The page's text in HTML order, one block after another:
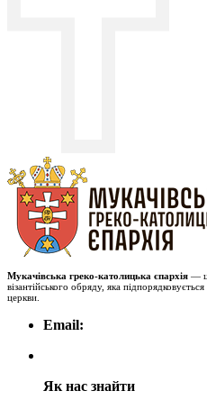
Мукачівська греко-католицька єпархія —
візантійського обряду, яка
церкви.
Email:
Як нас знайти